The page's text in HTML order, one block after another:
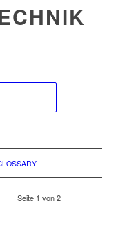
Seite 1 von 2